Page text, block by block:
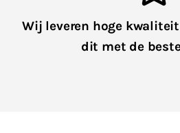
Wij leveren hoge
dit met de